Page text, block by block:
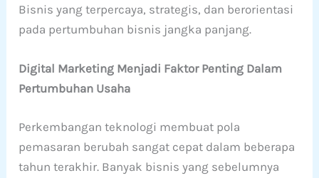
Bisnis yang terpercaya, strategis, dan berorientasi
pada pertumbuhan bisnis jangka panjang.
Digital Marketing Menjadi Faktor Penting Dalam
Pertumbuhan Usaha
Perkembangan teknologi membuat pola
pemasaran berubah sangat cepat dalam beberapa
tahun terakhir. Banyak bisnis yang sebelumnya